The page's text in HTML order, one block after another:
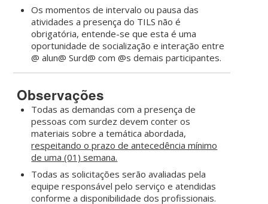
Os momentos de intervalo ou pausa das
atividades a presença do TILS não é
obrigatória, entende-se que esta é uma
oportunidade de socialização e interação entre
@ alun@ Surd@ com @s demais participantes.
Observações
Todas as demandas com a presença de
pessoas com surdez devem conter os
materiais sobre a temática abordada,
respeitando o prazo de antecedência mínimo
de uma (01) semana.
Todas as solicitações serão avaliadas pela
equipe responsável pelo serviço e atendidas
conforme a disponibilidade dos profissionais.